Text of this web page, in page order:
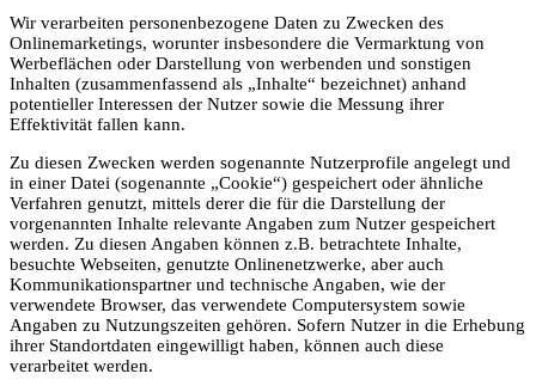
Wir verarbeiten personenbezogene Daten zu Zwecken des
Onlinemarketings, worunter insbesondere die Vermarktung von
Werbeflächen oder Darstellung von werbenden und sonstigen
Inhalten (zusammenfassend als „Inhalte“ bezeichnet) anhand
potentieller Interessen der Nutzer sowie die Messung ihrer
Effektivität fallen kann.
Zu diesen Zwecken werden sogenannte Nutzerprofile angelegt und
in einer Datei (sogenannte „Cookie“) gespeichert oder ähnliche
Verfahren genutzt, mittels derer die für die Darstellung der
vorgenannten Inhalte relevante Angaben zum Nutzer gespeichert
werden. Zu diesen Angaben können z.B. betrachtete Inhalte,
besuchte Webseiten, genutzte Onlinenetzwerke, aber auch
Kommunikationspartner und technische Angaben, wie der
verwendete Browser, das verwendete Computersystem sowie
Angaben zu Nutzungszeiten gehören. Sofern Nutzer in die Erhebung
ihrer Standortdaten eingewilligt haben, können auch diese
verarbeitet werden.